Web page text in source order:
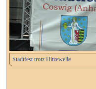
Stadtfest trotz Hitzewelle